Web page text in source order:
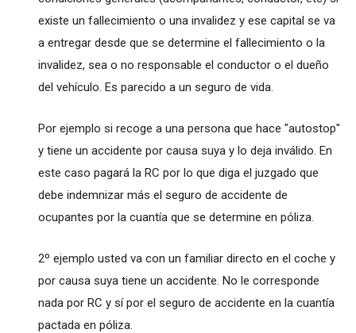
existe un fallecimiento o una invalidez y ese capital se va
a entregar desde que se determine el fallecimiento o la
invalidez, sea o no responsable el conductor o el dueño
del vehículo. Es parecido a un seguro de vida.
Por ejemplo si recoge a una persona que hace "autostop"
y tiene un accidente por causa suya y lo deja inválido. En
este caso pagará la RC por lo que diga el juzgado que
debe indemnizar más el seguro de accidente de
ocupantes por la cuantía que se determine en póliza.
2º ejemplo usted va con un familiar directo en el coche y
por causa suya tiene un accidente. No le corresponde
nada por RC y sí por el seguro de accidente en la cuantía
pactada en póliza.